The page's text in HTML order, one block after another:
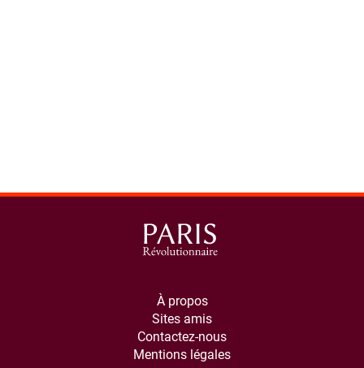
À propos
Sites amis
Contactez-nous
Mentions légales